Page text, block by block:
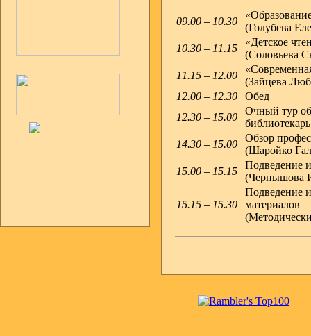
09.00 – 10.30
(Голубева
10.30 – 11.15
«Детское
(Соловьева
11.15 – 12.00
(Зайцева
12.00 – 12.30
Обед
12.30 – 15.00
Очный тур
14.30 – 15.00
Обзор
(Шаройко
15.00 – 15.15
Подведение
(Чернышова
15.15 – 15.30
Подведение
материалов